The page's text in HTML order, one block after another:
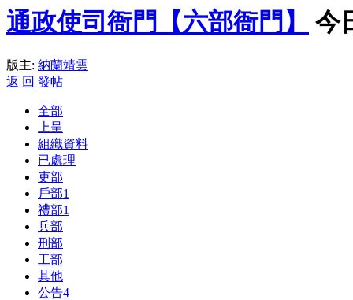
通政使司衙門【六部衙門】 今
版主: 納蘭靖雲
返 回 發帖
全部
上呈
組織資料
已處理
吏部
戶部1
禮部1
兵部
刑部
工部
其他
公告4